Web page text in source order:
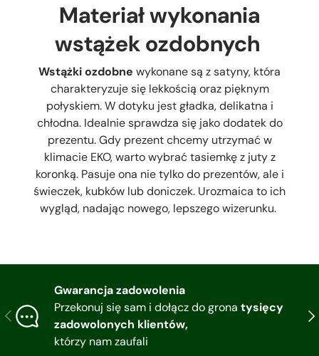
Materiał wykonania
wstążek ozdobnych
Wstążki ozdobne wykonane są z satyny, która
charakteryzuje się lekkością oraz pięknym
połyskiem. W dotyku jest gładka, delikatna i
chłodna. Idealnie sprawdza się jako dodatek do
prezentu. Gdy prezent chcemy utrzymać w
klimacie EKO, warto wybrać tasiemkę z juty z
koronką. Pasuje ona nie tylko do prezentów, ale i
świeczek, kubków lub doniczek. Urozmaica to ich
wygląd, nadając nowego, lepszego wizerunku.
Poprzedni
Gwarancja zadowolenia
Przekonuj się sam i dołącz do grona tysięcy
zadowolonych klientów,
którzy nam zaufali